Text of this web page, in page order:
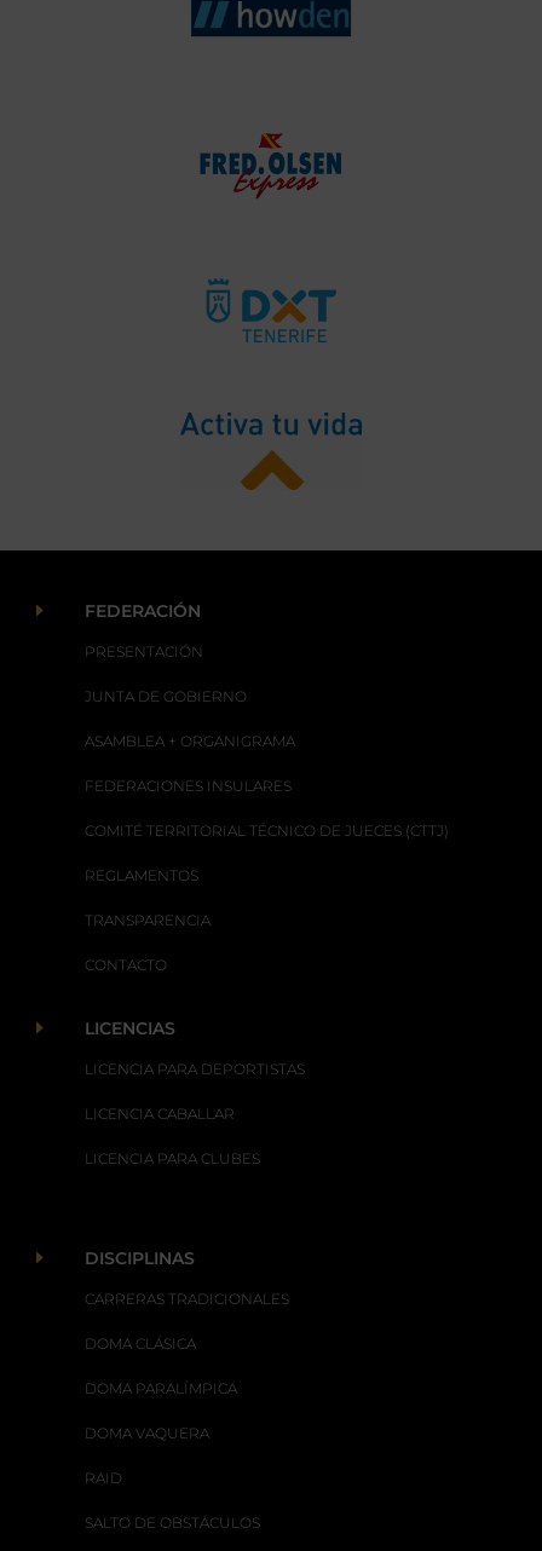
E FEDERACIÓN
PRESENTACIÓN
JUNTA DE GOBIERNO
ASAMBLEA + ORGANIGRAMA
FEDERACIONES INSULARES
COMITÉ TERRITORIAL TÉCNICO DE JUECES (CTTJ)
REGLAMENTOS
TRANSPARENCIA
CONTACTO
E LICENCIAS
LICENCIA PARA DEPORTISTAS
LICENCIA CABALLAR
LICENCIA PARA CLUBES
E DISCIPLINAS
CARRERAS TRADICIONALES
DOMA CLÁSICA
DOMA PARALÍMPICA
DOMA VAQUERA
RAID
SALTO DE OBSTÁCULOS